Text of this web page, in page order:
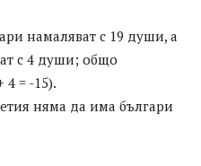
намаляват с 19 души, а
с 4 души; общо
= -15).
няма да има българи